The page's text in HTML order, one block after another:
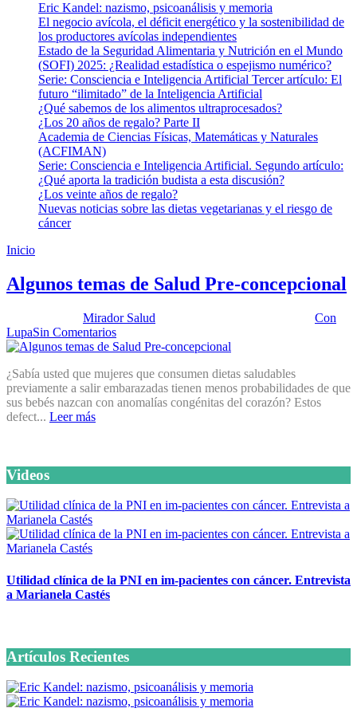
Eric Kandel: nazismo, psicoanálisis y memoria
El negocio avícola, el déficit energético y la sostenibilidad de
los productores avícolas independientes
Estado de la Seguridad Alimentaria y Nutrición en el Mundo
(SOFI) 2025: ¿Realidad estadística o espejismo numérico?
Serie: Consciencia e Inteligencia Artificial Tercer artículo: El
futuro “ilimitado” de la Inteligencia Artificial
¿Qué sabemos de los alimentos ultraprocesados?
¿Los 20 años de regalo? Parte II
Academia de Ciencias Físicas, Matemáticas y Naturales
(ACFIMAN)
Serie: Consciencia e Inteligencia Artificial. Segundo artículo:
¿Qué aporta la tradición budista a esta discusión?
¿Los veinte años de regalo?
Nuevas noticias sobre las dietas vegetarianas y el riesgo de
cáncer
Inicio
Algunos temas de Salud Pre-concepcional
Mirador Salud
Con
LupaSin Comentarios
¿Sabía usted que mujeres que consumen dietas saludables
previamente a salir embarazadas tienen menos probabilidades de que
sus bebés nazcan con anomalías congénitas del corazón? Estos
defect... Leer más
Videos
Utilidad clínica de la PNI en im-pacientes con cáncer. Entrevista
a Marianela Castés
Artículos Recientes